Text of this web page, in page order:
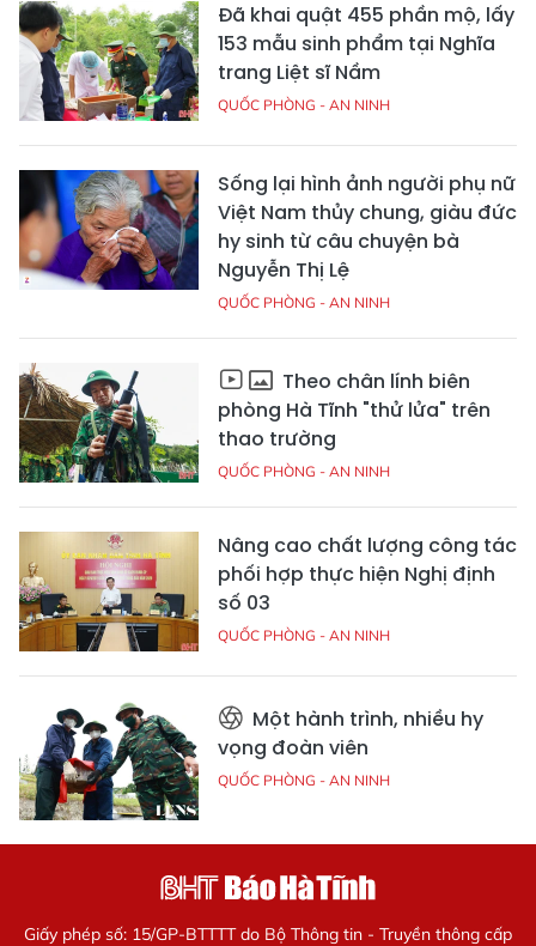
Đã khai quật 455 phần mộ, lấy
153 mẫu sinh phẩm tại Nghĩa
trang Liệt sĩ Nầm
QUỐC PHÒNG - AN NINH
Sống lại hình ảnh người phụ nữ
Việt Nam thủy chung, giàu đức
hy sinh từ câu chuyện bà
Nguyễn Thị Lệ
QUỐC PHÒNG - AN NINH
Theo chân lính biên
phòng Hà Tĩnh "thử lửa" trên
thao trường
QUỐC PHÒNG - AN NINH
Nâng cao chất lượng công tác
phối hợp thực hiện Nghị định
số 03
QUỐC PHÒNG - AN NINH
Một hành trình, nhiều hy
vọng đoàn viên
QUỐC PHÒNG - AN NINH
Giấy phép số: 15/GP-BTTTT do Bộ Thông tin - Truyền thông cấp